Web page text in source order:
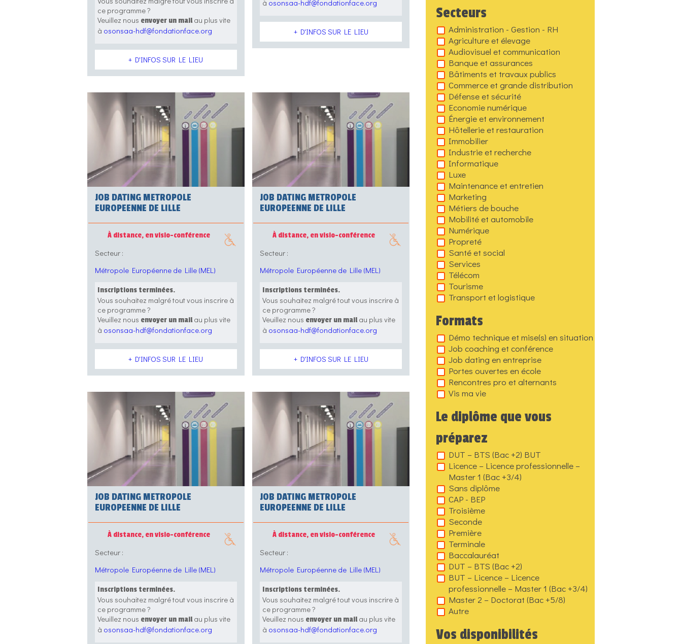
Secteurs
Administration - Gestion - RH
Agriculture et élevage
Audiovisuel et communication
Banque et assurances
Bâtiments et travaux publics
Commerce et grande distribution
Défense et sécurité
Economie numérique
Énergie et environnement
Hôtellerie et restauration
Immobilier
Industrie et recherche
Informatique
Luxe
Maintenance et entretien
Marketing
Métiers de bouche
Mobilité et automobile
Numérique
Propreté
Santé et social
Services
Télécom
Tourisme
Transport et logistique
Formats
Démo technique et mise(s) en situation
Job coaching et conférence
Job dating en entreprise
Portes ouvertes en école
Rencontres pro et alternants
Vis ma vie
Le diplôme que vous
préparez
DUT – BTS (Bac +2) BUT
Licence – Licence professionnelle –
Master 1 (Bac +3/4)
Sans diplôme
CAP - BEP
Troisième
Seconde
Première
Terminale
Baccalauréat
DUT – BTS (Bac +2)
BUT – Licence – Licence
professionnelle – Master 1 (Bac +3/4)
Master 2 – Doctorat (Bac +5/8)
Autre
Vos disponibilités
ce programme ?
Veuillez nous envoyer un mail au plus vite
à osonsaa-hdf@fondationface.org
+ D'INFOS SUR LE LIEU
à osonsaa-hdf@fondationface.org
+ D'INFOS SUR LE LIEU
JOB DATING METROPOLE
EUROPEENNE DE LILLE
À distance, en visio-conférence
Secteur :
Métropole Européenne de Lille (MEL)
Inscriptions terminées.
Vous souhaitez malgré tout vous inscrire à
ce programme ?
Veuillez nous envoyer un mail au plus vite
à osonsaa-hdf@fondationface.org
+ D'INFOS SUR LE LIEU
JOB DATING METROPOLE
EUROPEENNE DE LILLE
À distance, en visio-conférence
Secteur :
Métropole Européenne de Lille (MEL)
Inscriptions terminées.
Vous souhaitez malgré tout vous inscrire à
ce programme ?
Veuillez nous envoyer un mail au plus vite
à osonsaa-hdf@fondationface.org
+ D'INFOS SUR LE LIEU
JOB DATING METROPOLE
EUROPEENNE DE LILLE
À distance, en visio-conférence
Secteur :
Métropole Européenne de Lille (MEL)
Inscriptions terminées.
Vous souhaitez malgré tout vous inscrire à
ce programme ?
Veuillez nous envoyer un mail au plus vite
à osonsaa-hdf@fondationface.org
JOB DATING METROPOLE
EUROPEENNE DE LILLE
À distance, en visio-conférence
Secteur :
Métropole Européenne de Lille (MEL)
Inscriptions terminées.
Vous souhaitez malgré tout vous inscrire à
ce programme ?
Veuillez nous envoyer un mail au plus vite
à osonsaa-hdf@fondationface.org